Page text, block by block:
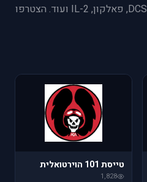
טייסות וירטואליות פעילות — DCS, פאלקון, IL-2 ועוד. הצטרפו
טייסת 101 הוירטואלית
1,828